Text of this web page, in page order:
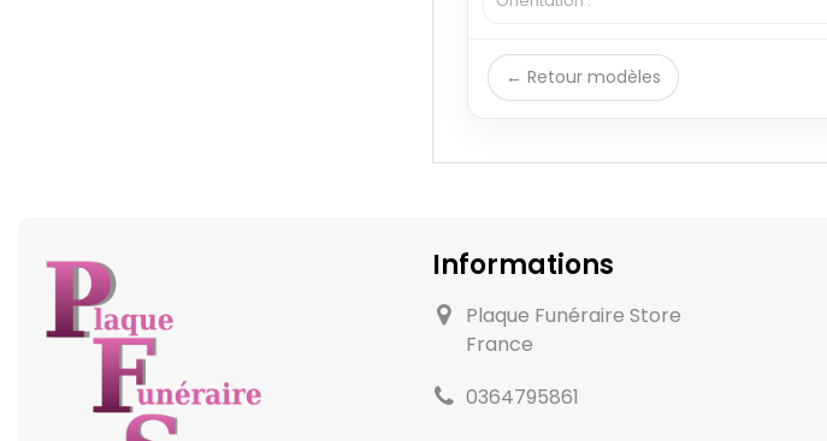
← Retour modèles
Informations
Plaque Funéraire Store
France
0364795861